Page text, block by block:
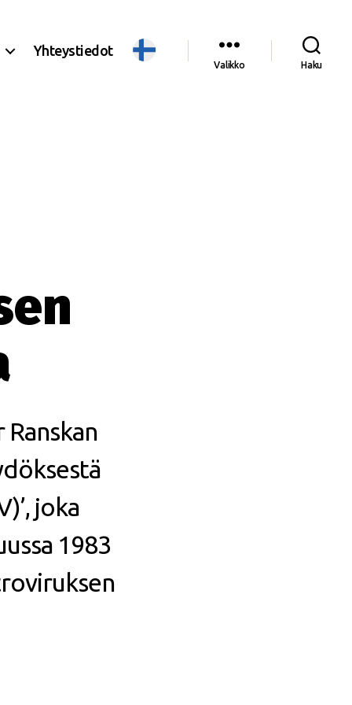
Yhteystiedot
Valikko Haku
joka
1983